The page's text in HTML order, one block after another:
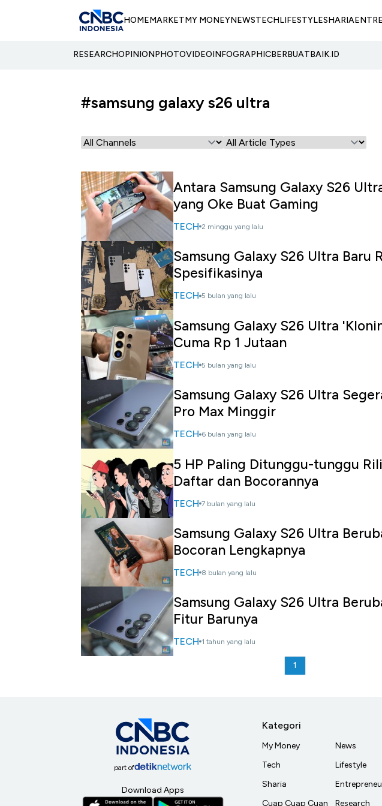
HOMEMARKETMY MONEYNEWSTECHLIFESTYLESHARIA
RESEARCHOPINIONPHOTOVIDEOINFOGRAPHICBERBUATBAIK.ID
#samsung galaxy s26 ultra
Antara Samsung Galaxy S26
yang Oke Buat Gaming
TECH 2 minggu yang lalu
Samsung Galaxy S26 Ultra Baru
Spesifikasinya
TECH 5 bulan yang lalu
Samsung Galaxy S26 Ultra
Cuma Rp 1 Jutaan
TECH 5 bulan yang lalu
Samsung Galaxy S26 Ultra
Pro Max Minggir
TECH 6 bulan yang lalu
5 HP Paling Ditunggu-tunggu
Daftar dan Bocorannya
TECH 7 bulan yang lalu
Samsung Galaxy S26 Ultra
Bocoran Lengkapnya
TECH 8 bulan yang lalu
Samsung Galaxy S26 Ultra
Fitur Barunya
TECH 1 tahun yang lalu
1
part of
Download Apps
Kategori
My Money
Tech
Sharia
Cuap Cuap Cuan
News
Lifestyle
Research